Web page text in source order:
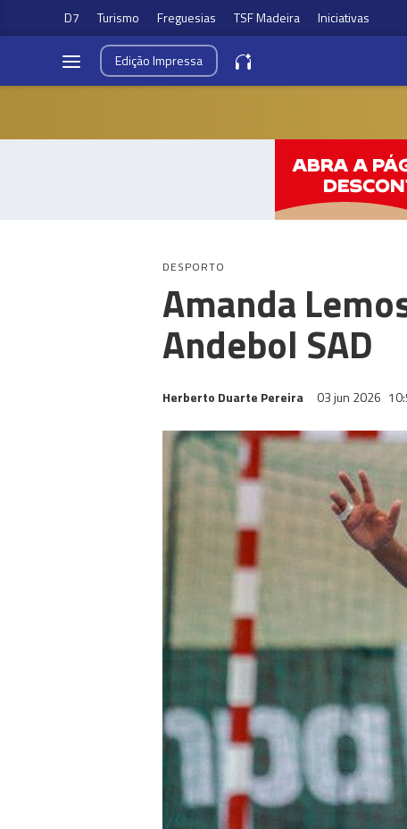
D7 Turismo Freguesias TSF Madeira Iniciativas
EdiçãoImpressa
DESPORTO
Amanda
Andebol SAD
Herberto Duarte Pereira 03 jun 2026